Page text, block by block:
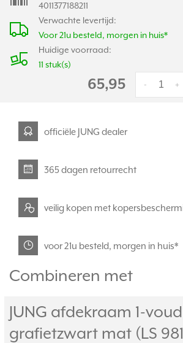
Verwachte levertijd:
Voor 21u besteld, morgen in huis*
Huidige voorraad:
11 stuk(s)
4011377188211
65,95 +
-
officiële JUNG dealer
365 dagen retourrecht
veilig kopen met
voor 21u besteld, morgen in huis*
Combineren met
JUNG afdekraam 1-
grafietzwart mat (LS